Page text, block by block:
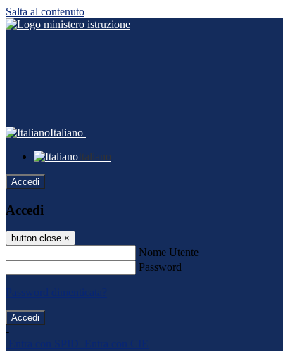
Salta al contenuto
Italiano
Italiano
Accedi
Accedi
button close ×
Nome Utente
Password
Password dimenticata?
-
Entra con SPID
Entra con CIE